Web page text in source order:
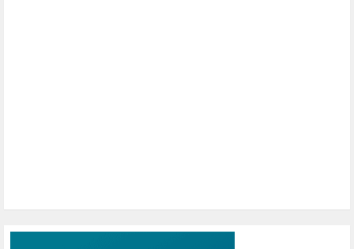
PUERTO DE VALENCIA (1)
RACISMO (1)